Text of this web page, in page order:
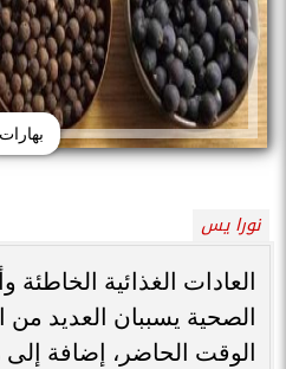
بهارات
نورا يس
العادات الغذائية الخاطئة
الصحية يسببان العديد
الوقت الحاضر، إضافة